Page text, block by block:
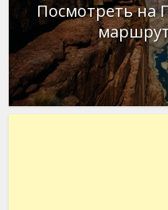
Посмотреть на